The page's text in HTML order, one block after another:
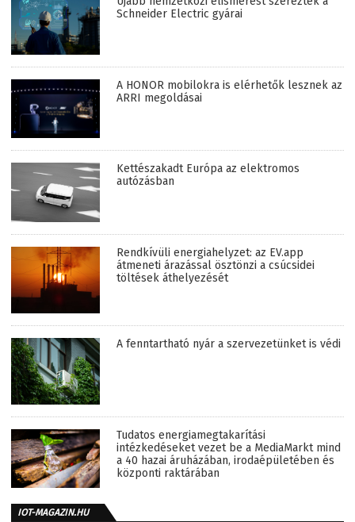
Schneider Electric gyárai
A HONOR mobilokra is elérhetők lesznek az
ARRI megoldásai
Kettészakadt Európa az elektromos
autózásban
Rendkívüli energiahelyzet: az EV.app
átmeneti árazással ösztönzi a csúcsidei
töltések áthelyezését
A fenntartható nyár a szervezetünket is védi
Tudatos energiamegtakarítási
intézkedéseket vezet be a MediaMarkt mind
a 40 hazai áruházában, irodaépületében és
központi raktárában
IOT-MAGAZIN.HU